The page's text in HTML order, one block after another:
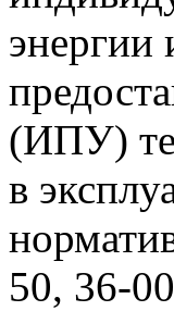
энергии
(ИПУ)
в
50, 36-